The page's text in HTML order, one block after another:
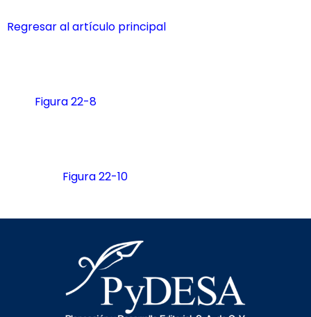
Regresar al artículo principal
Figura 22-8
Figura 22-10